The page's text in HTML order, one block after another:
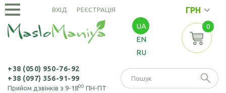
ВХІД РЕЄСТРАЦІЯ ГРН
UA
EN
RU
+38 (050) 950-76-92
+38 (097) 356-91-99
Прийом дзвінків з 9-1800 ПН-ПТ
0
ОЛІЇ
ХОЛОДНОГО
Амарантова олія
Арахісова олія
ОЛІЇ
ЕКСТРАКЦІЙНІ